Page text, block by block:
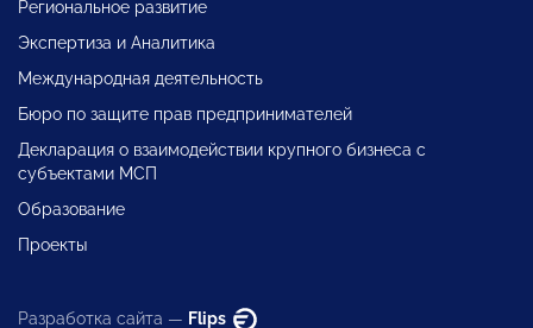
Региональное развитие
Экспертиза и Аналитика
Международная деятельность
Бюро по защите прав предпринимателей
Декларация о взаимодействии крупного бизнеса с
субъектами МСП
Образование
Проекты
Разработка сайта — Flips